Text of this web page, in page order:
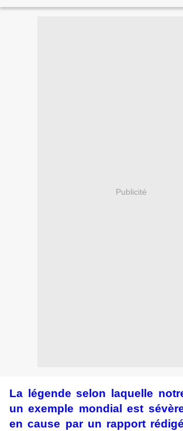
Publicité
La légende selon laquelle
un exemple mondial est
en cause par un rapport